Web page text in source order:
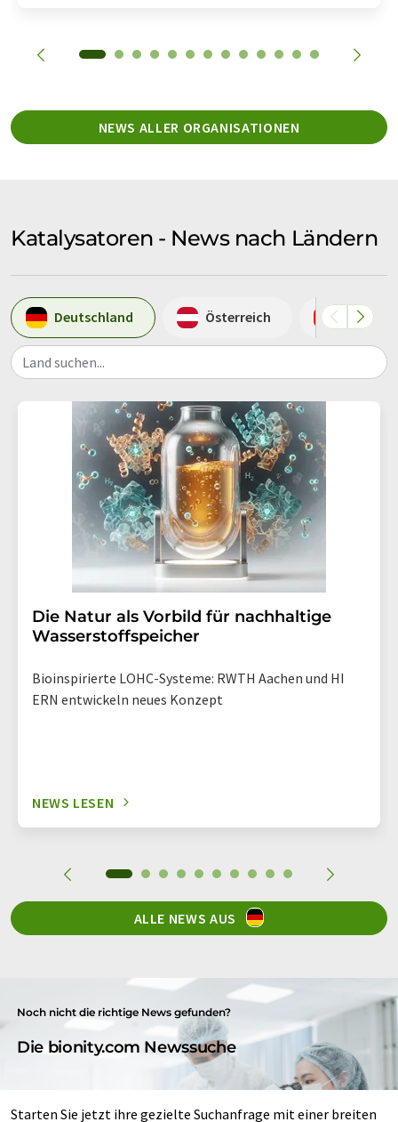
NEWS ALLER ORGANISATIONEN
Katalysatoren - News nach Ländern
Deutschland Österreich Schweiz
Land suchen...
Die Natur als Vorbild für nachhaltige
Wasserstoffspeicher
Bioinspirierte LOHC-Systeme: RWTH Aachen und HI
ERN entwickeln neues Konzept
NEWS LESEN
ALLE NEWS AUS
Noch nicht die richtige News gefunden?
Die bionity.com Newssuche
Starten Sie jetzt ihre gezielte Suchanfrage mit einer breiten